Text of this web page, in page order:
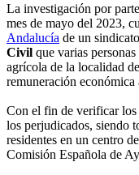
La investigación por
mes de mayo del 2023,
Andalucía de un
Civil que varias
agrícola de la localidad
remuneración económica
Con el fin de verificar los
los perjudicados, siendo
residentes en un centro
Comisión Española de